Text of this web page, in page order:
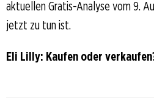
aktuellen Gratis-Analyse vom 9.
jetzt zu tun ist.
Eli Lilly: Kaufen oder